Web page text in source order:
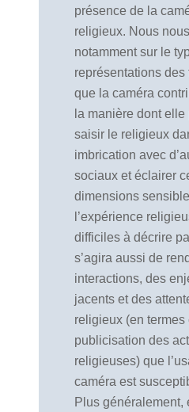
présence de la
religieux. Nous
notamment sur le
représentations
que la caméra
la manière dont
saisir le religieux
imbrication avec
sociaux et éclairer
dimensions
l’expérience
difficiles à décrire par
s’agira aussi de
interactions, des
jacents et des
religieux (en
publicisation des
religieuses) que
caméra est
Plus généralement,